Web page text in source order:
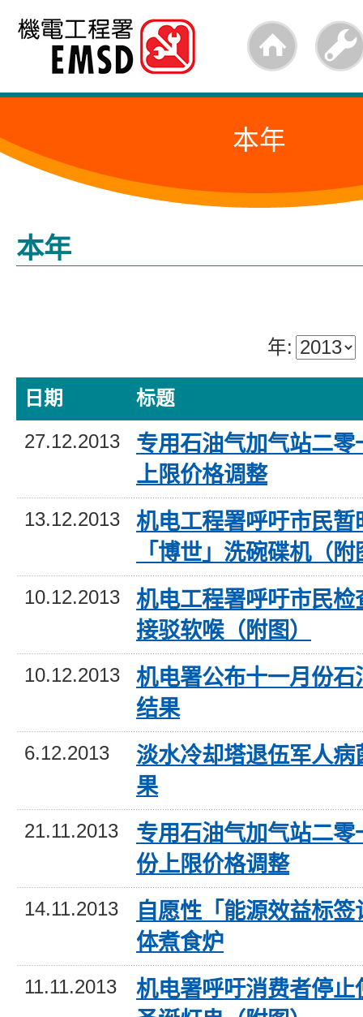
跳
内
的
始
本年
本年
年:
日期 标题
27.12.2013
专用石油气加气站二零
上限价格调整
13.12.2013
机电工程署呼吁市民暂
「博世」洗碗碟机（附
10.12.2013
机电工程署呼吁市民检
接驳软喉（附图）
10.12.2013
机电署公布十一月份石
结果
6.12.2013
淡水冷却塔退伍军人病
果
21.11.2013
专用石油气加气站二零
份上限价格调整
14.11.2013
自愿性「能源效益标
体煮食炉
11.11.2013
机电署呼吁消费者停止